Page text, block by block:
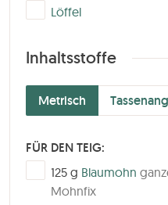
▢Löffel
Inhaltsstoffe
Metrisch
FÜR DEN TEIG:
▢
125 g Blaumohn
Mohnfix